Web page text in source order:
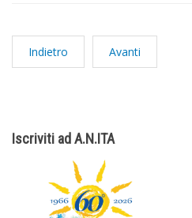
Indietro Avanti
Iscriviti ad A.N.ITA